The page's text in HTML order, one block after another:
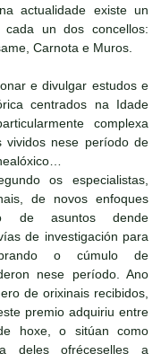
actualidade existe un
cada un dos concellos:
Carnota e Muros.
e divulgar estudos e
centrados na Idade
complexa
vividos nese período de
os especialistas,
de novos enfoques
de asuntos dende
de investigación para
o cúmulo de
nese período. Ano
de orixinais recibidos,
premio adquiriu entre
hoxe, o sitúan como
deles ofréceselles a